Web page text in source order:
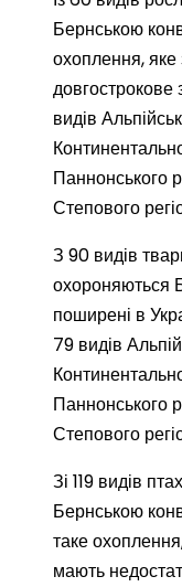
Бернською
охоплення, яке
видів
Паннонського
Степового
З 90 видів
охороняються
поширені в
79 видів
Паннонського
Степового
Зі 119 видів
Бернською
таке
мають